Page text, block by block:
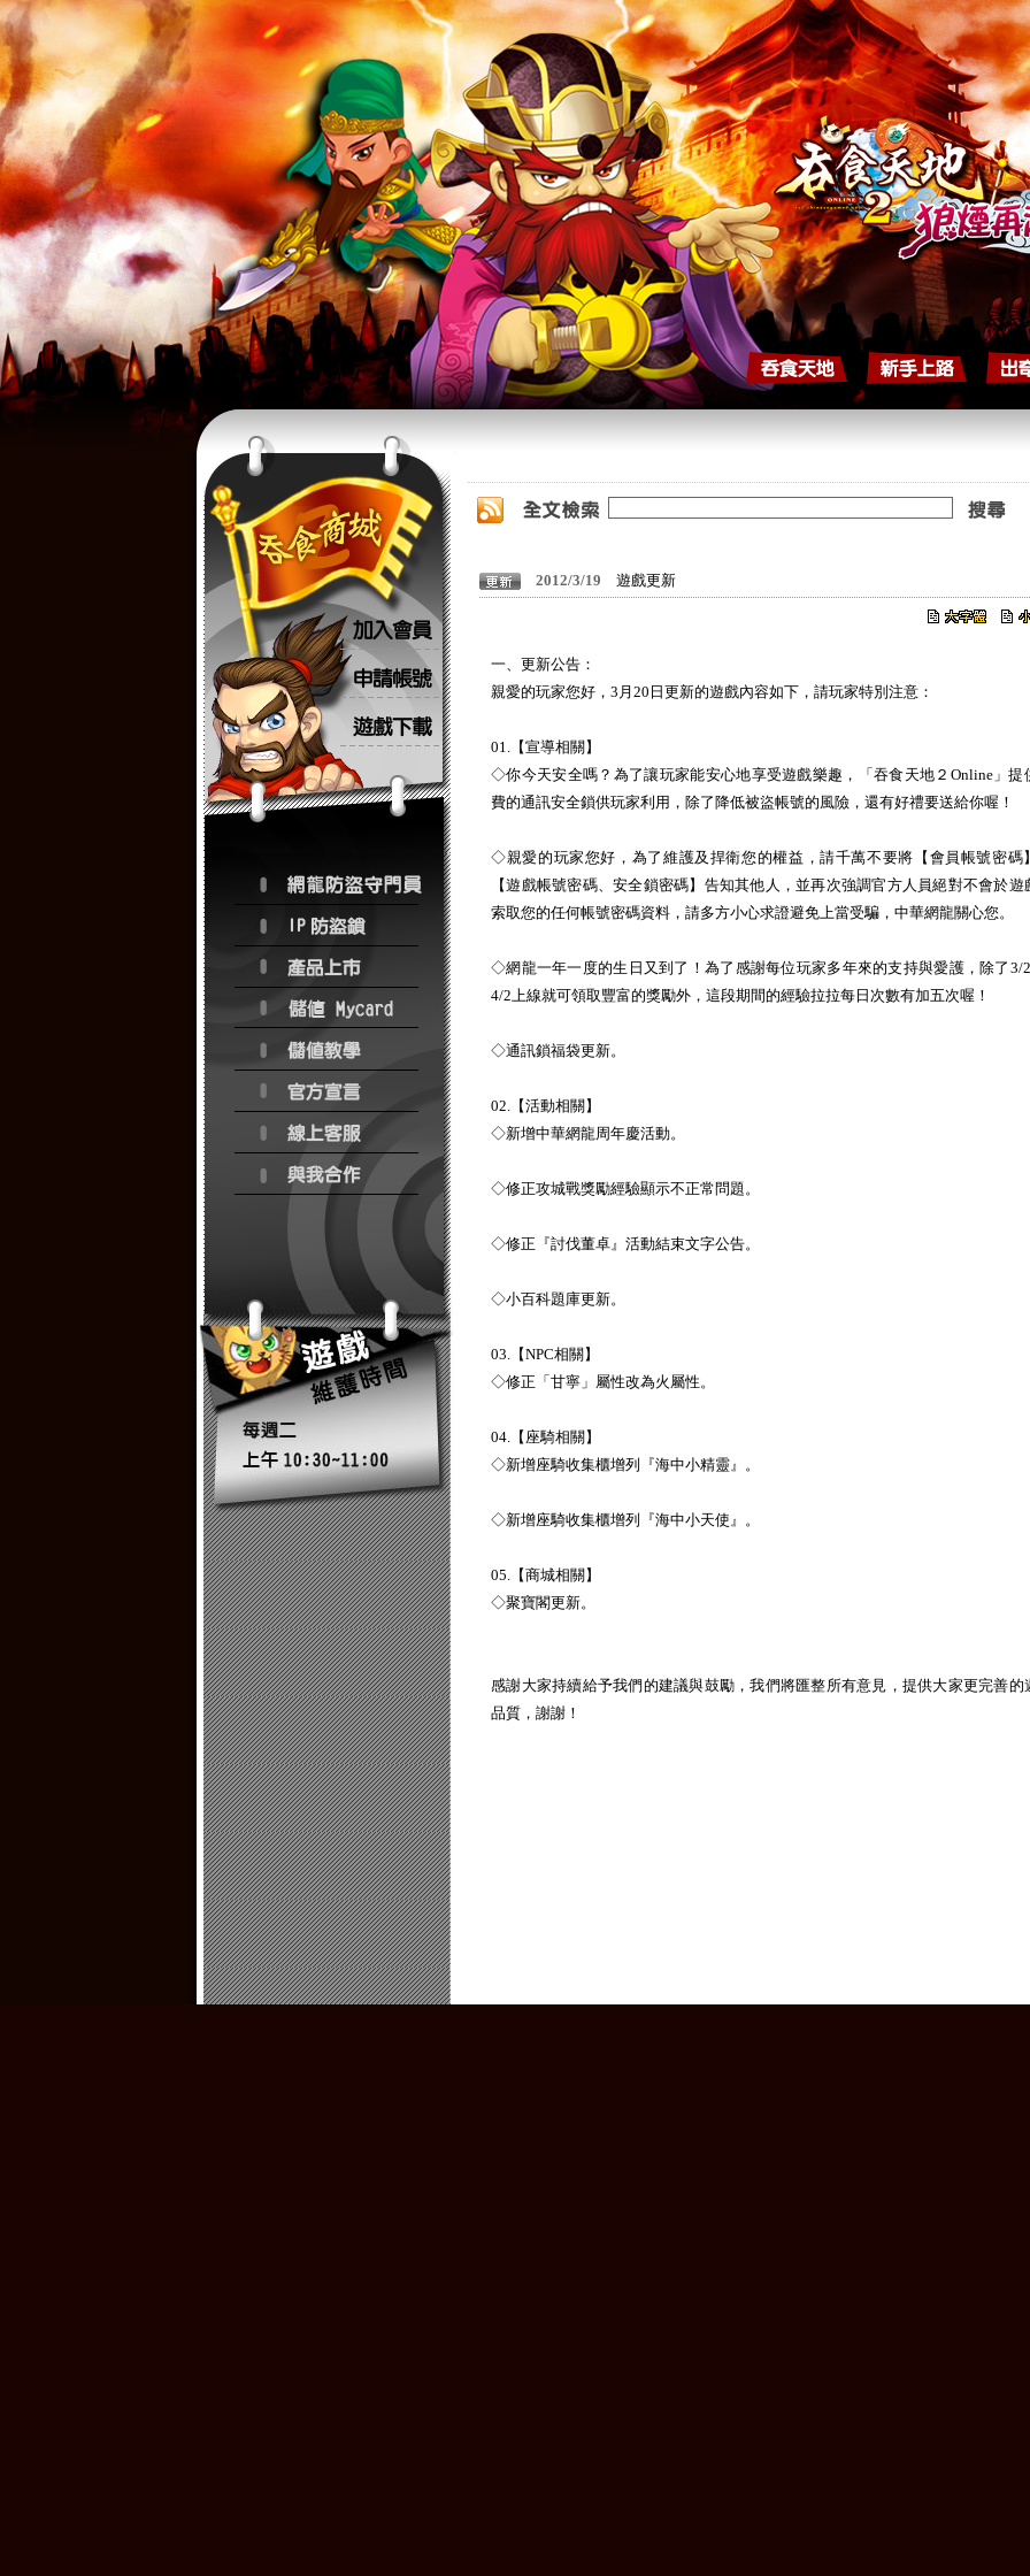
2012/3/19 遊戲更新
一、更新公告：
親愛的玩家您好，3月20日更新的遊戲內容如下，請玩家特別注意：
01.【宣導相關】
◇你今天安全嗎？為了讓玩家能安心地享受遊戲樂趣，「吞食天地２Online」提
費的通訊安全鎖供玩家利用，除了降低被盜帳號的風險，還有好禮要送給你喔！
◇親愛的玩家您好，為了維護及捍衛您的權益，請千萬不要將【會員帳號密碼
【遊戲帳號密碼、安全鎖密碼】告知其他人，並再次強調官方人員絕對不會於遊
索取您的任何帳號密碼資料，請多方小心求證避免上當受騙，中華網龍關心您。
◇網龍一年一度的生日又到了！為了感謝每位玩家多年來的支持與愛護，除了3/
4/2上線就可領取豐富的獎勵外，這段期間的經驗拉拉每日次數有加五次喔！
◇通訊鎖福袋更新。
02.【活動相關】
◇新增中華網龍周年慶活動。
◇修正攻城戰獎勵經驗顯示不正常問題。
◇修正『討伐董卓』活動結束文字公告。
◇小百科題庫更新。
03.【NPC相關】
◇修正「甘寧」屬性改為火屬性。
04.【座騎相關】
◇新增座騎收集櫃增列『海中小精靈』。
◇新增座騎收集櫃增列『海中小天使』。
05.【商城相關】
◇聚寶閣更新。
感謝大家持續給予我們的建議與鼓勵，我們將匯整所有意見，提供大家更完善的
品質，謝謝！